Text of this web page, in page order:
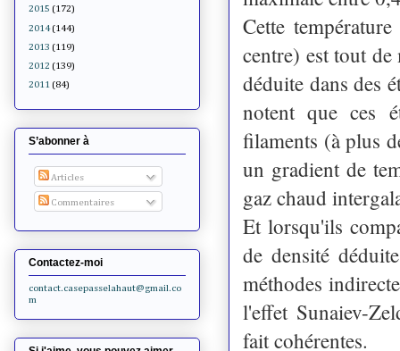
Cette
centre) est tout de
déduite dans des
notent que ces
filaments (à plus
un gradient de
gaz chaud
Et lorsqu'ils
de densité
méthodes
l'effet Sunaiev-
fait cohérentes.
2015 (172)
2014 (144)
2013 (119)
2012 (139)
2011 (84)
S’abonner à
Articles
Commentaires
Contactez-moi
contact.casepasselahaut@gmail.co
m